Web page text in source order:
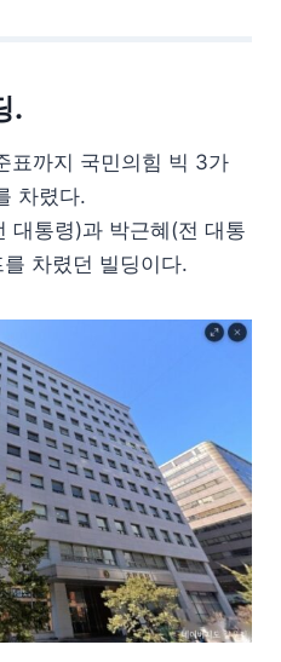
.
표까지 국민의힘 빅 3가
차렸다.
대통령)과 박근혜(전 대통
차렸던 빌딩이다.